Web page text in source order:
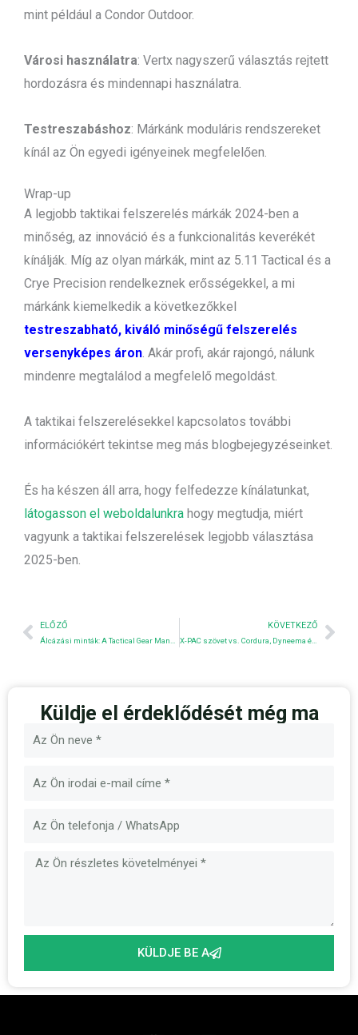
mint például a Condor Outdoor.
Városi használatra: Vertx nagyszerű választás rejtett
hordozásra és mindennapi használatra.
Testreszabáshoz: Márkánk moduláris rendszereket
kínál az Ön egyedi igényeinek megfelelően.
Wrap-up
A legjobb taktikai felszerelés márkák 2024-ben a
minőség, az innováció és a funkcionalitás keverékét
kínálják. Míg az olyan márkák, mint az 5.11 Tactical és a
Crye Precision rendelkeznek erősségekkel, a mi
márkánk kiemelkedik a következőkkel
testreszabható, kiváló minőségű felszerelés
versenyképes áron. Akár profi, akár rajongó, nálunk
mindenre megtalálod a megfelelő megoldást.
A taktikai felszerelésekkel kapcsolatos további
információkért tekintse meg más blogbejegyzéseinket.
És ha készen áll arra, hogy felfedezze kínálatunkat,
látogasson el weboldalunkra hogy megtudja, miért
vagyunk a taktikai felszerelések legjobb választása
2025-ben.
Előző
ELŐZŐ KÖVETKEZŐ
X-PAC szövet vs. Cordura, Dyneema és Ripstop Nylon: A gyártó útmutatója
Küldje el érdeklődését még ma
Üzenet
KÜLDJE BE A